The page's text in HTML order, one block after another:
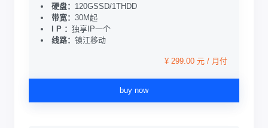
硬盘： 120GSSD/1THDD
带宽： 30M起
I P ： 独享IP一个
线路： 镇江移动
¥ 299.00 元 / 月付
buy now